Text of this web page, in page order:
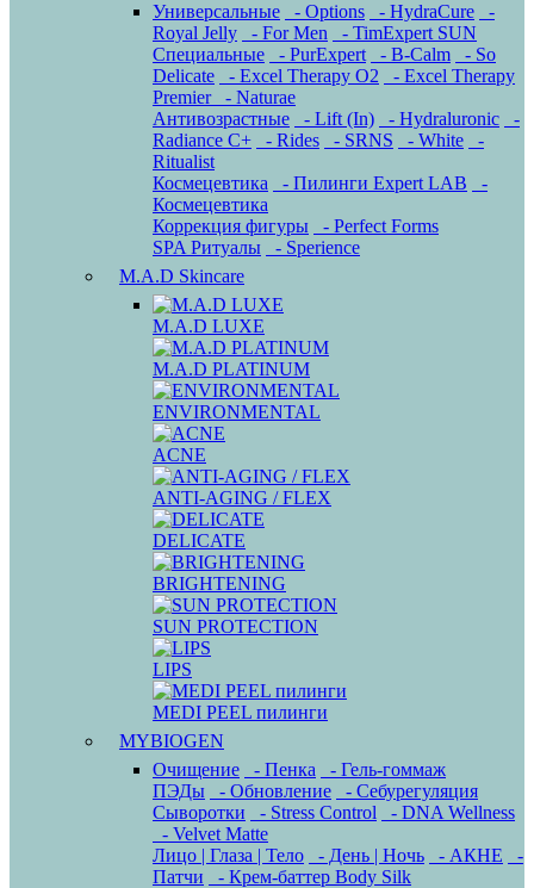
Универсальные
- Options - HydraCure
-
Royal Jelly
- For Men
- TimExpert SUN
Специальные
- PurExpert - B-Calm
- So
Delicate
- Excel Therapy O2
- Excel Therapy
Premier
- Naturae
Антивозрастные
- Lift (In) - Hydraluronic
-
Radiance C+
- Rides - SRNS - White
-
Ritualist
Космецевтика
- Пилинги Expert LAB
-
Космецевтика
Коррекция фигуры
- Perfect Forms
SPA Ритуалы
- Sperience
M.A.D Skincare
M.A.D LUXE
M.A.D PLATINUM
ENVIRONMENTAL
ACNE
ANTI-AGING / FLEX
DELICATE
BRIGHTENING
SUN PROTECTION
LIPS
MEDI PEEL пилинги
MYBIOGEN
Очищение
- Пенка
- Гель-гоммаж
ПЭДы
- Обновление
- Себурегуляция
Сыворотки
- Stress Control
- DNA Wellness
- Velvet Matte
Лицо | Глаза | Тело
- День | Ночь - АКНЕ
-
Патчи
- Крем-баттер Body Silk